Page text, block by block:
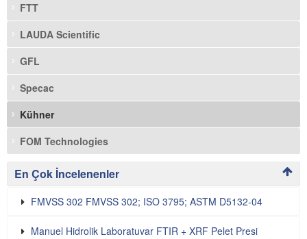
FTT
LAUDA Scientific
GFL
Specac
Kühner
FOM Technologies
En Çok İncelenenler
FMVSS 302 FMVSS 302; ISO 3795; ASTM D5132-04
Manuel Hidrolik Laboratuvar FTIR + XRF Pelet Presi